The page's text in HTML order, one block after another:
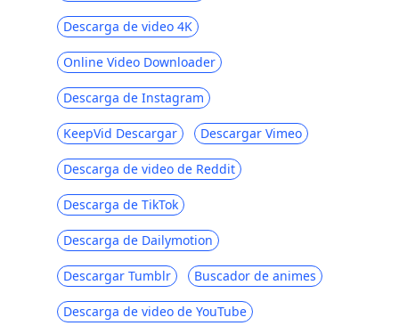
encantarán
[Los mejores sitios gratuitos como
Los mejores sitios como Udemy para E-
learning [2023]
Top 5 de la alternativa de TVMuse [Cómo
descargar películas]
Los mejores sitios como SolarMovie para
ver y descargar películas
Hulu vs Amazon Prime: Comparación
Todo Incluido [2023]
Los 5 mejores sitios como Tubi TV: sitios
Descarga de video 4K
Online Video Downloader
Descarga de Instagram
KeepVid Descargar Descargar Vimeo
Descarga de video de Reddit
Descarga de TikTok
Descarga de Dailymotion
Descargar Tumblr Buscador de animes
Descarga de video de YouTube